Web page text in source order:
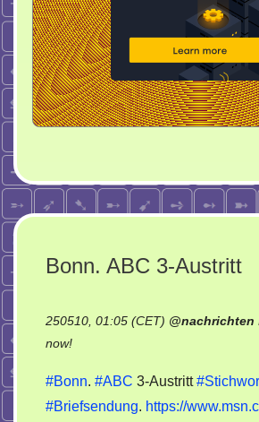
Bonn. ABC 3-Austritt
250510, 01:05 (CET) @nachrichten
now!on
ABC
3-
#Bonn. #ABC 3-Austritt
#Briefsendung. https://